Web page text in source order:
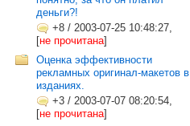
деньги?!
+8 / 2003-07-25 10:48:27,
[не прочитана]
Оценка эффективности
рекламных оригинал-макетов в
изданиях.
+3 / 2003-07-07 08:20:54,
[не прочитана]